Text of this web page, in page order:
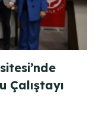
Çalıştayı